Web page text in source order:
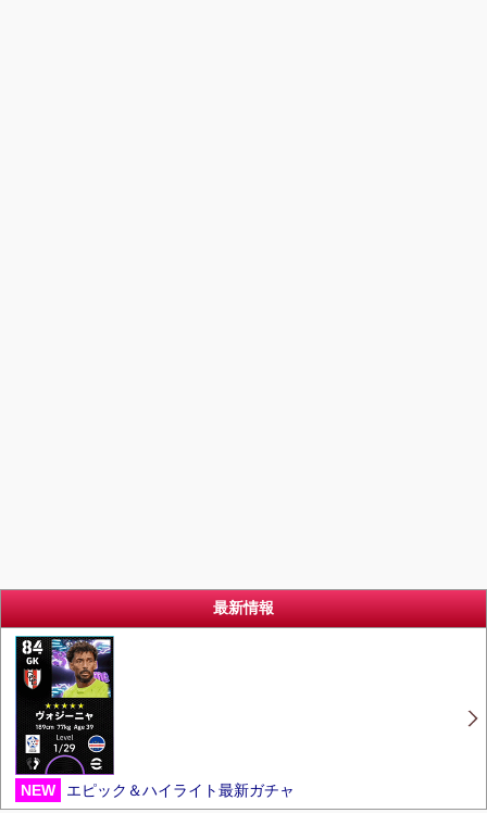
最新情報
NEW エピック＆ハイライト最新ガチャ